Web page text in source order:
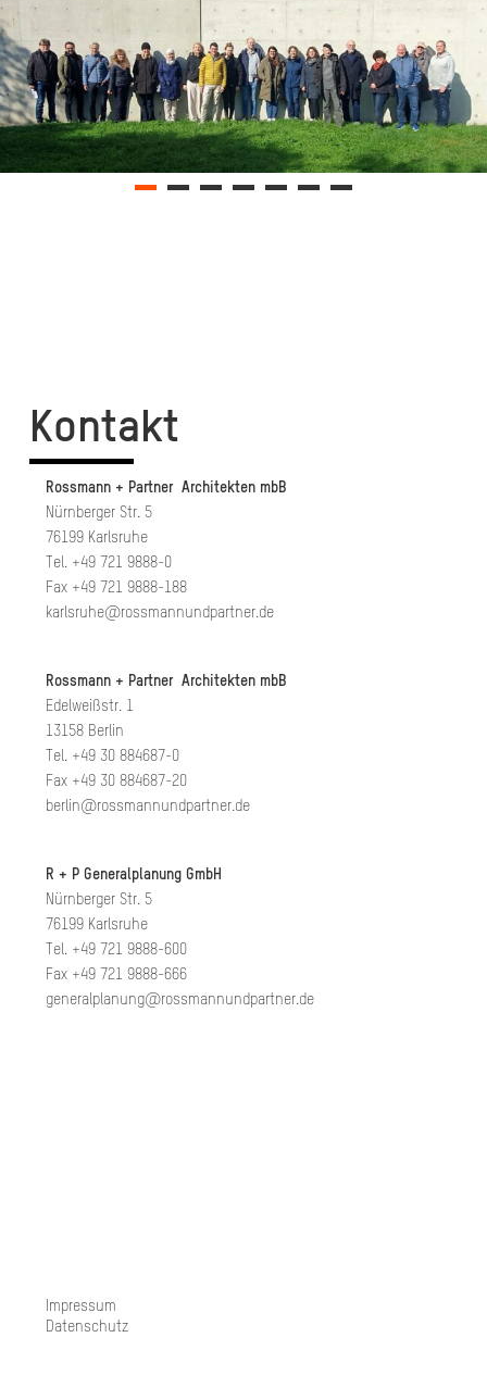
Kontakt
Rossmann + Partner Architekten mbB
Nürnberger Str. 5
76199 Karlsruhe
Tel. +49 721 9888-0
Fax +49 721 9888-188
karlsruhe@rossmannundpartner.de
Rossmann + Partner Architekten mbB
Edelweißstr. 1
13158 Berlin
Tel. +49 30 884687-0
Fax +49 30 884687-20
berlin@rossmannundpartner.de
R + P Generalplanung GmbH
Nürnberger Str. 5
76199 Karlsruhe
Tel. +49 721 9888-600
Fax +49 721 9888-666
generalplanung@rossmannundpartner.de
Impressum
Datenschutz